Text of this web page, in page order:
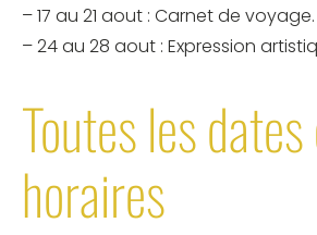
– 17 au 21 aout : Carnet de voyage.
– 24 au 28 aout : Expression
Toutes les
horaires